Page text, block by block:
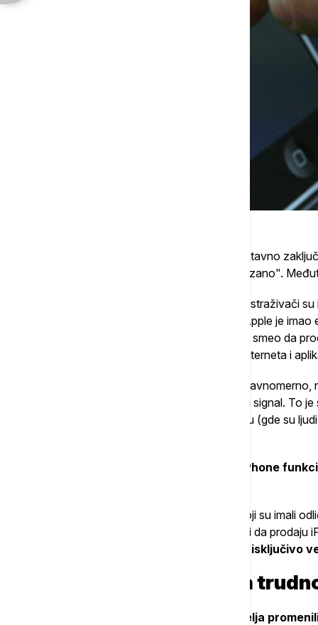
Neko bi mogao pogledati grafikon i jednostavno
natalitet pao iste godine, to mora biti povezano".
Da bi dokazali uzročno-posledičnu vezu, istraživači
Stiv Džobs lansirao iPhone u junu 2007, Apple je
četiri godine, to je bio jedini operater koji je smeo da
"pametne" funkcije, poput pretraživanja interneta i
Budući da je AT&T svoju mrežu gradio
pokrivenost, dok drugi godinama nisu imali signal. To
uporedili okruge sa odličnom pokrivenošću (gde su
u mestima gde je iPhone
Da bi proverili tačnost, ispitali su okruge koji su imali
Sprint). Pošto ovi operateri tada nisu smeli da
promena je bila isključivo
Kako telefon sprečava
Studija je otkrila da su telefoni iz temelja